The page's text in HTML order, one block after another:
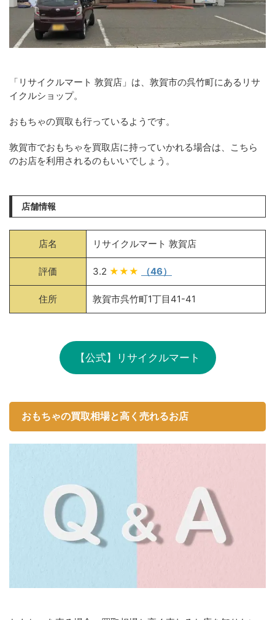
「リサイクルマート 敦賀店」は、敦賀市の呉竹町にあるリサ
イクルショップ。
おもちゃの買取も行っているようです。
敦賀市でおもちゃを買取店に持っていかれる場合は、こちら
のお店を利用されるのもいいでしょう。
店舗情報
店名 リサイクルマート 敦賀店
評価 3.2 ★★★ （46）
住所 敦賀市呉竹町1丁目41-41
【公式】リサイクルマート
おもちゃの買取相場と高く売れるお店